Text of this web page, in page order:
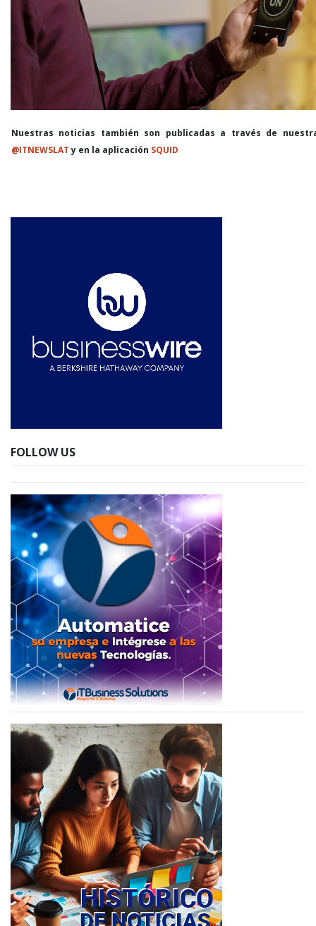
Nuestras noticias también son publicadas a través de
@ITNEWSLATy en la aplicación SQUID
FOLLOW US